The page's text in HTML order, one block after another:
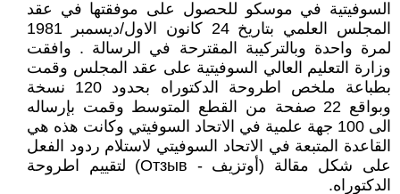
السوفيتية في موسكو للحصول على موفقتها في عقد
المجلس العلمي بتاريخ 24 كانون الاول/ديسمبر 1981
لمرة واحدة وبالتركيبة المقترحة في الرسالة . وافقت
وزارة التعليم العالي السوفيتية على عقد المجلس وقمت
بطباعة ملخص اطروحة الدكتوراه بحدود 120 نسخة
وبواقع 22 صفحة من القطع المتوسط وقمت بإرساله
الى 100 جهة علمية في الاتحاد السوفيتي وكانت هذه هي
القاعدة المتبعة في الاتحاد السوفيتي لاستلام ردود الفعل
على شكل مقالة (أوتزيف - Отзыв) لتقييم اطروحة
الدكتوراه.